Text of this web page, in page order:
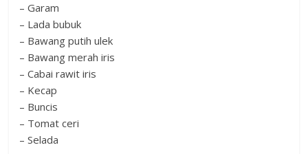
– Garam
– Lada bubuk
– Bawang putih ulek
– Bawang merah iris
– Cabai rawit iris
– Kecap
– Buncis
– Tomat ceri
– Selada